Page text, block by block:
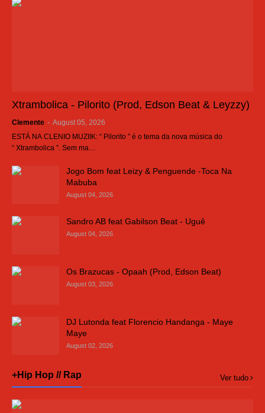
Xtrambolica - Pilorito (Prod, Edson Beat & Leyzzy)
Clemente - August 05, 2026
ESTÁ NA CLENIO MUZIIK: “ Pilorito ” é o tema da nova música do
“ Xtrambolica ”. Sem ma…
Jogo Bom feat Leizy & Penguende -Toca Na
Mabuba
August 04, 2026
Sandro AB feat Gabilson Beat - Uguê
August 04, 2026
Os Brazucas - Opaah (Prod, Edson Beat)
August 03, 2026
DJ Lutonda feat Florencio Handanga - Maye
Maye
August 02, 2026
+Hip Hop // Rap Ver tudo